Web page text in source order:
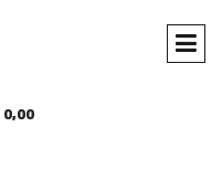
0,00